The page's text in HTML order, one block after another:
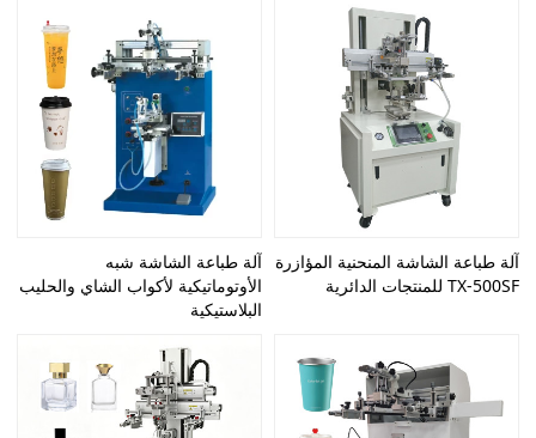
آلة طباعة الشاشة المنحنية المؤازرة
TX-500SF للمنتجات الدائرية
آلة طباعة الشاشة شبه
الأوتوماتيكية لأكواب الشاي والحليب
البلاستيكية